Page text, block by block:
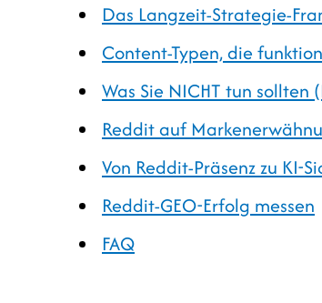
Das Langzeit-Strategie-
Content-Typen, die
Was Sie NICHT tun sollten
Reddit auf
Von Reddit-Präsenz zu KI-
Reddit-GEO-Erfolg messen
FAQ